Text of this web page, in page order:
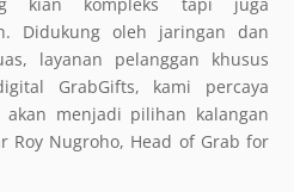
Didukung oleh jaringan dan
layanan pelanggan khusus
GrabGifts, kami percaya
menjadi pilihan kalangan
Roy Nugroho, Head of Grab for